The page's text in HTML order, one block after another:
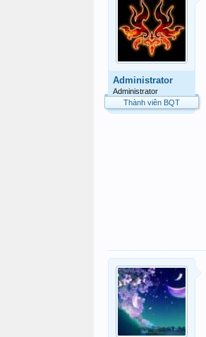
Administrator
Administrator
Thành viên BQT